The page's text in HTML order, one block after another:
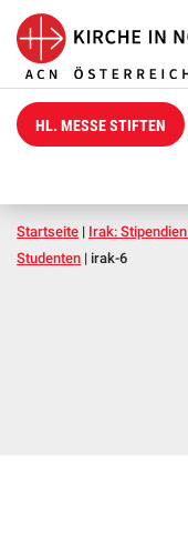
HL. MESSE STIFTEN
Startseite | Irak:
Studenten | irak-6